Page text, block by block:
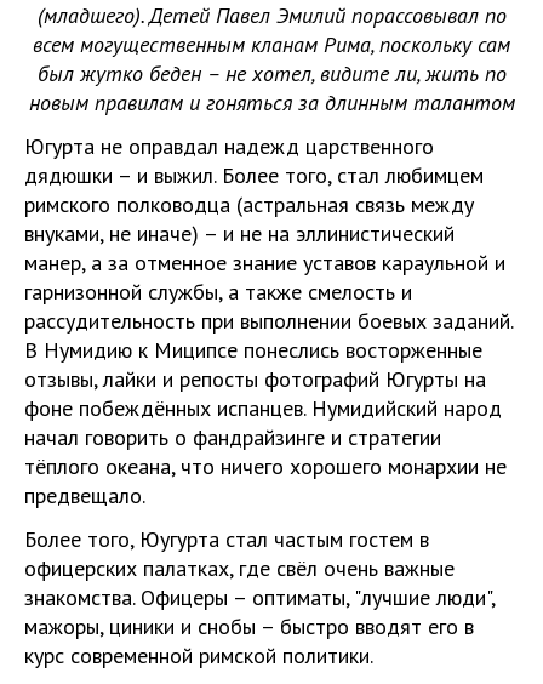
(младшего). Детей Павел Эмилий порассовывал по
всем могущественным кланам Рима, поскольку сам
был жутко беден – не хотел, видите ли, жить по
новым правилам и гоняться за длинным талантом
Югурта не оправдал надежд царственного
дядюшки – и выжил. Более того, стал любимцем
римского полководца (астральная связь между
внуками, не иначе) – и не на эллинистический
манер, а за отменное знание уставов караульной и
гарнизонной службы, а также смелость и
рассудительность при выполнении боевых заданий.
В Нумидию к Миципсе понеслись восторженные
отзывы, лайки и репосты фотографий Югурты на
фоне побеждённых испанцев. Нумидийский народ
начал говорить о фандрайзинге и стратегии
тёплого океана, что ничего хорошего монархии не
предвещало.
Более того, Юугурта стал частым гостем в
офицерских палатках, где свёл очень важные
знакомства. Офицеры – оптиматы, "лучшие люди",
мажоры, циники и снобы – быстро вводят его в
курс современной римской политики.